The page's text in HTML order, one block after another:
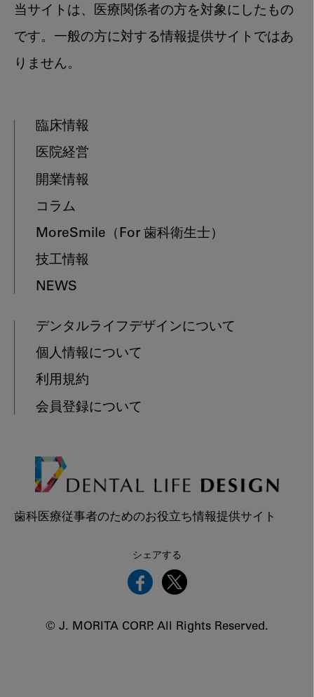
当サイトは、医療関係者の方を対象にしたもの
です。一般の方に対する情報提供サイトではあ
りません。
臨床情報
医院経営
開業情報
コラム
MoreSmile （For 歯科衛生士）
技工情報
NEWS
デンタルライフデザインについて
個人情報について
利用規約
会員登録について
歯科医療従事者のためのお役立ち情報提供サイト
シェアする
© J. MORITA CORP. All Rights Reserved.